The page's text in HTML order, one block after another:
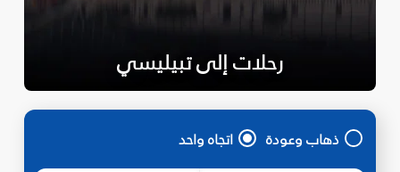
رحلات إلى تبيليسي
ذهاب وعودة اتجاه واحد